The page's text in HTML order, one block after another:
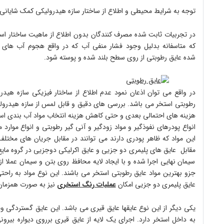
توجه به شرایط محیطی و اطلاع از ساختار سازه هیدرولیکی کمک
در تجربیات ثابت شده مصرف کنندگان بدون اطلاع از ماهیت ساختار
که متاسفانه بدلیل وجود فشار منفی آب که در واقع هجوم آب
شده عایق رطوبتی از روی سطح بلند شده و پوسته شود.
در واقع می توان اذعان نمود عدم اطلاع از ساختار فیزیکی سازه
رطوبتی استخر می باشد. بررسی های دقیق و قابل لمس از سازه
هزینه های احتمالی بعدی و حتی کاهش هزینه انتخاب مواد آب بندی
انواع پودرهای نفوذگیر و مواد زودگیر و آنی گیر رطوبتی و انواع
این مواد که ظاهر پودری دارند می توانند در مقابل جریان های
مقابل عایق های پلیمری دو جزیی و عایق اکرلیکی دوجزیی در گروه
سیمان نهایی اجرا شده و با ایجاد لایه محافظ روی بتن و سیمان
جزو بهترین مواد عایق رطوبتی استخر می باشند. این نوع مواد به
عایق پلیمری دو جزیی امکانعملیات رنگ استخری نیز به صورت
یکی دیگر از این نوع عایقها عایق قیری می باشد. این عایق گستردگی
به داخل استخر دارد. اجرای یک لایه از عایق قیری برروی دیواره